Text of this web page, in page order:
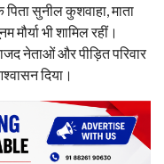
सुनील कुशवाहा, माता
भी शामिल रहीं।
नेताओं और पीड़ित परिवार
दिया।